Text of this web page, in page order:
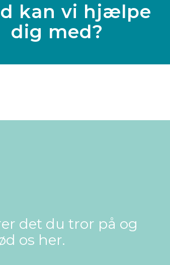
kan vi hjælpe
dig med?
det du tror på og
os her.